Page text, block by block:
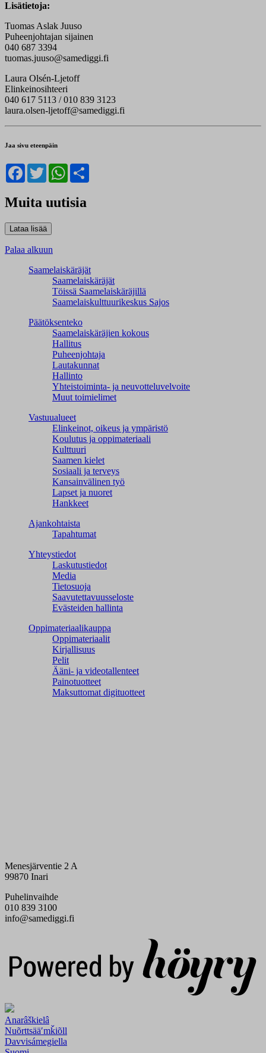
Lisätietoja:
Tuomas Aslak Juuso
Puheenjohtajan sijainen
040 687 3394
tuomas.juuso@samediggi.fi
Laura Olsén-Ljetoff
Elinkeinosihteeri
040 617 5113 / 010 839 3123
laura.olsen-ljetoff@samediggi.fi
Jaa sivu eteenpäin
Facebook
TwitterWhatsApp
Muita uutisia
Palaa alkuun
Saamelaiskäräjät
Saamelaiskäräjät
Töissä Saamelaiskäräjillä
Saamelaiskulttuuri­keskus Sajos
Päätöksenteko
Saamelaiskäräjien kokous
Hallitus
Puheenjohtaja
Lautakunnat
Hallinto
Yhteistoiminta- ja neuvotteluvelvoite
Muut toimielimet
Vastuualueet
Elinkeinot, oikeus ja ympäristö
Koulutus ja oppimateriaali
Kulttuuri
Saamen kielet
Sosiaali ja terveys
Kansainvälinen työ
Lapset ja nuoret
Hankkeet
Ajankohtaista
Tapahtumat
Yhteystiedot
Laskutustiedot
Media
Tietosuoja
Saavutettavuusseloste
Evästeiden hallinta
Oppimateriaalikauppa
Oppimateriaalit
Kirjallisuus
Pelit
Ääni- ja videotallenteet
Painotuotteet
Maksuttomat digituotteet
Menesjärventie 2 A
99870 Inari
Puhelinvaihde
010 839 3100
info@samediggi.fi
Anarâškielâ
Nuõrttsääʹmǩiõll
Davvisámegiella